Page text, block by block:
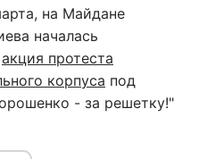
на Майдане
началась
акция протеста
корпуса под
- за решетку!"